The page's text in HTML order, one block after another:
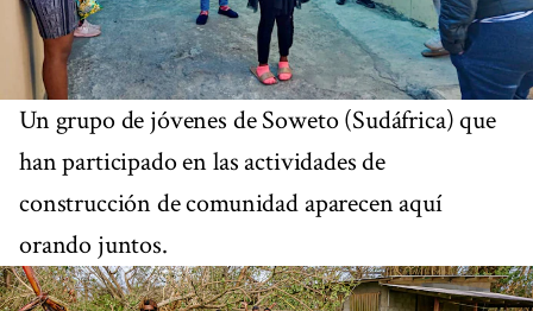
Un grupo de jóvenes de Soweto (Sudáfrica) que
han participado en las actividades de
construcción de comunidad aparecen aquí
orando juntos.